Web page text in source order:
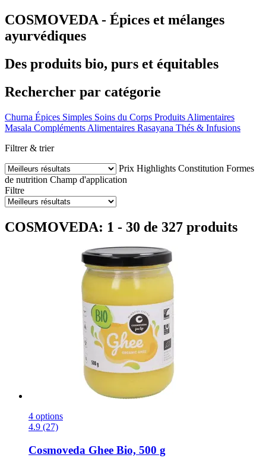
COSMOVEDA - Épices et mélanges
ayurvédiques
Des produits bio, purs et équitables
Rechercher par catégorie
Churna Épices Simples Soins du Corps Produits Alimentaires
Masala Compléments Alimentaires Rasayana Thés & Infusions
Filtrer & trier
Prix Highlights Constitution Formes
de nutrition Champ d'application
Filtre
COSMOVEDA: 1 - 30 de 327 produits
4 options
4.9 (27)
Cosmoveda Ghee Bio, 500 g